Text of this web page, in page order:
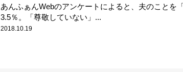
あんふぁんWebのアンケートによると、夫のことを
3.5％。「尊敬していない」...
2018.10.19